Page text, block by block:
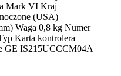
Mark VI Kraj
(USA)
Waga 0,8 kg Numer
Karta kontrolera
GE IS215UCCCM04A